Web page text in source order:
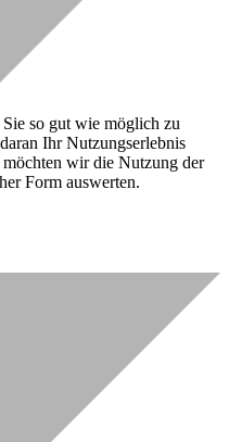
so gut wie möglich zu
Ihr Nutzungserlebnis
wir die Nutzung der
Form auswerten.